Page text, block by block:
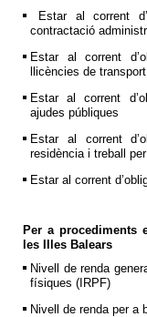
Estar al corrent
contractació
Estar al corrent
llicències de transport
Estar al corrent
ajudes públiques
Estar al corrent
residència i treball
Estar al corrent
Per a procediments
les Illes Balears
Nivell de renda
físiques (IRPF)
Nivell de renda per a